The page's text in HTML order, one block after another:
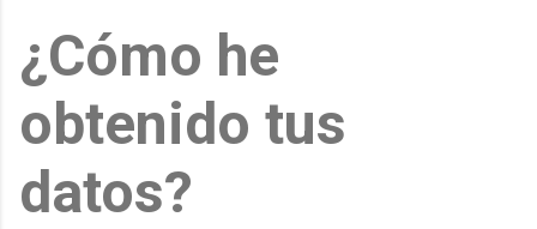
¿Cómo he
obtenido tus
datos?